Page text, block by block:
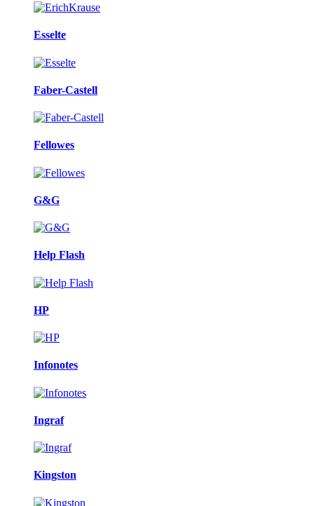
Esselte
Faber-Castell
Fellowes
G&G
Help Flash
HP
Infonotes
Ingraf
Kingston